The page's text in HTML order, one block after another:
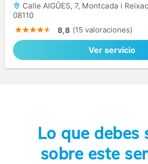
Calle AIGÛES, 7, Montcada i
08110
8,8 (15 valoraciones)
Ver servicio
Lo que debes
sobre este